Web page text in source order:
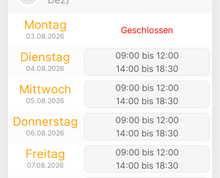
Montag
03.08.2026
Geschlossen
Dienstag
04.08.2026
09:00 bis 12:00
14:00 bis 18:30
Mittwoch
05.08.2026
09:00 bis 12:00
14:00 bis 18:30
Donnerstag
06.08.2026
09:00 bis 12:00
14:00 bis 18:30
Freitag
07.08.2026
09:00 bis 12:00
14:00 bis 18:30